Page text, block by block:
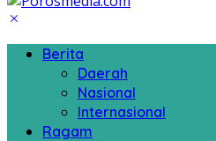
Berita
Daerah
Nasional
Internasional
Ragam